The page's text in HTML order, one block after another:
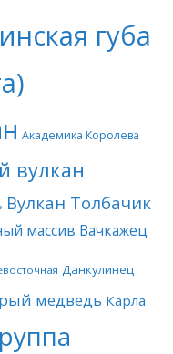
губа
Академика Королева
вулкан
Вулкан Толбачик
массив Вачкажец
Данкулинец
медведь Карла